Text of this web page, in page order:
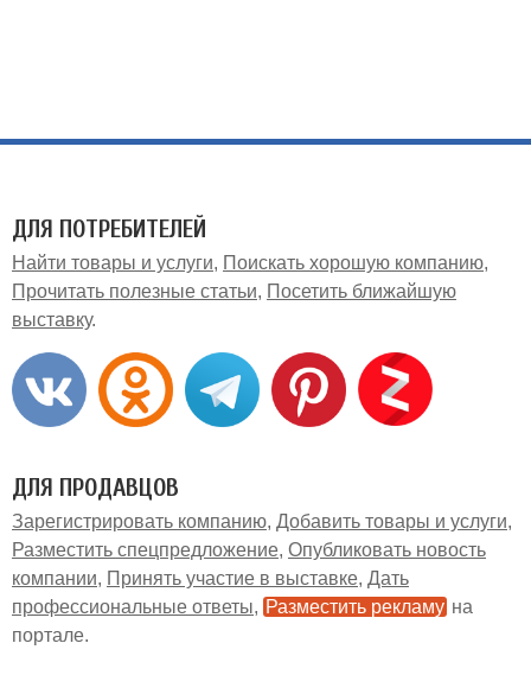
ДЛЯ ПОТРЕБИТЕЛЕЙ
Найти товары и услуги
Поискать хорошую компанию
Прочитать полезные статьи
Посетить ближайшую
выставку
ДЛЯ ПРОДАВЦОВ
Зарегистрировать компанию Добавить товары и услуги
Разместить спецпредложение Опубликовать новость
компании
Принять участие в выставке Дать
профессиональные ответы
Разместить рекламу на
портале